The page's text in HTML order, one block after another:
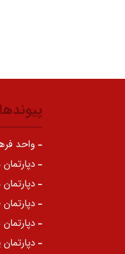
واحد